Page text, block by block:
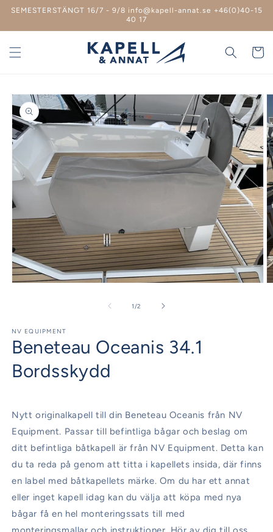
vidare
innehåll
SEMESTERSTÄNGT 16/7 - 9/8 info@kapell-annat.se +46(0)40-15
40 17
vidare till
1/av
2
NV EQUIPMENT
Beneteau Oceanis 34.1
Bordsskydd
Nytt originalkapell till din Beneteau Oceanis från NV
Equipment. Passar till befintliga bågar och beslag om
ditt befintliga båtkapell är från NV Equipment. Detta kan
du ta reda på genom att titta i kapellets insida, där finns
en label med båtkapellets märke. Om du har ett annat
eller inget kapell idag kan du välja att köpa med nya
bågar få en hel monteringssats till med